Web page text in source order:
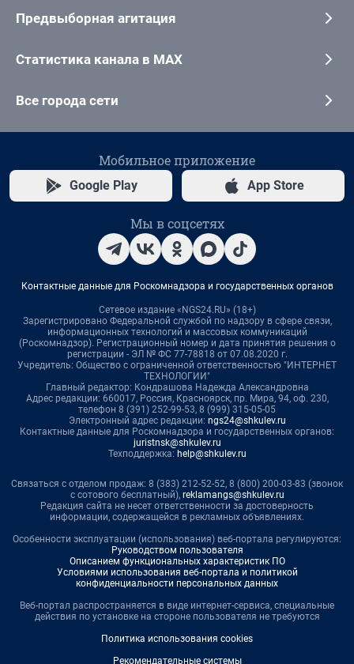
Предвыборная агитация
Статистика канала в MAX
Все города сети
Мобильное приложение
Google Play App Store
Мы в соцсетях
Контактные данные для Роскомнадзора и государственных органов
Сетевое издание «NGS24.RU» (18+)
Зарегистрировано Федеральной службой по надзору в сфере связи,
информационных технологий и массовых коммуникаций
(Роскомнадзор). Регистрационный номер и дата принятия решения о
регистрации - ЭЛ № ФС 77-78818 от 07.08.2020 г.
Учредитель: Общество с ограниченной ответственностью "ИНТЕРНЕТ
ТЕХНОЛОГИИ"
Главный редактор: Кондрашова Надежда Александровна
Адрес редакции: 660017, Россия, Красноярск, пр. Мира, 94, оф. 230,
телефон 8 (391) 252-99-53, 8 (999) 315-05-05
Электронный адрес редакции: ngs24@shkulev.ru
Контактные данные для Роскомнадзора и государственных органов:
juristnsk@shkulev.ru
Техподдержка: help@shkulev.ru
Связаться с отделом продаж: 8 (383) 212-52-52, 8 (800) 200-03-83 (звонок
с сотового бесплатный), reklamangs@shkulev.ru
Редакция сайта не несет ответственности за достоверность
информации, содержащейся в рекламных объявлениях.
Особенности эксплуатации (использования) веб-портала регулируются:
Руководством пользователя
Описанием функциональных характеристик ПО
Условиями использования веб-портала и политикой
конфиденциальности персональных данных
Веб-портал распространяется в виде интернет-сервиса, специальные
действия по установке на стороне пользователя не требуются
Политика использования cookies
Рекомендательные системы